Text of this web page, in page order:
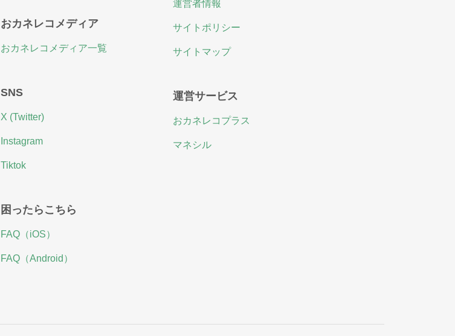
おカネレコメディア
おカネレコメディア一覧
SNS
X (Twitter)
Instagram
Tiktok
困ったらこちら
FAQ（iOS）
FAQ（Android）
運営者情報
サイトポリシー
サイトマップ
運営サービス
おカネレコプラス
マネシル